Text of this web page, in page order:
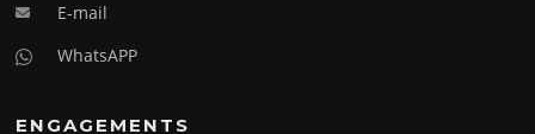
E-mail
WhatsAPP
ENGAGEMENTS